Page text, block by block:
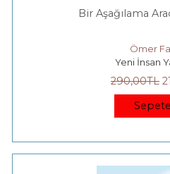
Bir Aşağılama
Ömer
Yeni İnsan
290,00TL